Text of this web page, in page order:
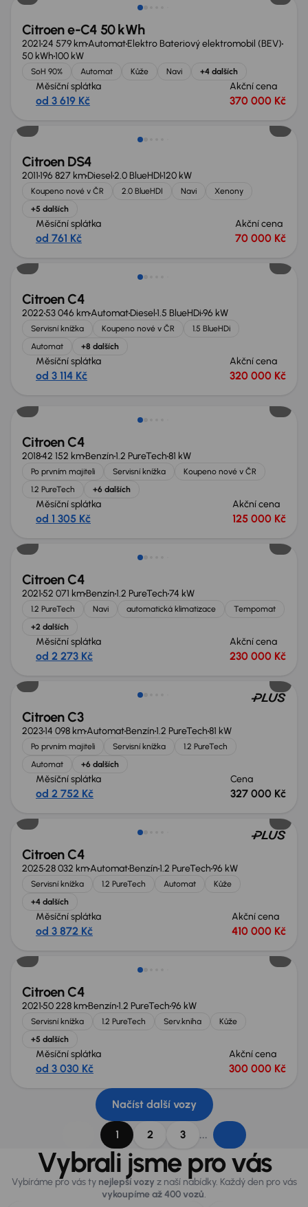
Citroen e-C4 50 kWh
202124 579 kmAutomatElektro Bateriový elektromobil (BEV)
50 kWh100 kW
SoH 90% Automat Kůže Navi +4 dalších
Měsíční splátka
od 3 619 Kč
Akční cena
370 000 Kč
Citroen DS4
2011196 827 kmDiesel2.0 BlueHDI120 kW
Koupeno nové v ČR 2.0 BlueHDI Navi
Xenony
+5 dalších
Měsíční splátka
od 761 Kč
Akční cena
70 000 Kč
Zlevněno o 60 000 Kč
Citroen C4
202253 046 kmAutomatDiesel1.5 BlueHDi96 kW
Servisní knížka Koupeno nové v ČR
1.5 BlueHDi
Automat
+8 dalších
Měsíční splátka
od 3 114 Kč
Akční cena
320 000 Kč
Citroen C4
201842 152 kmBenzín1.2 PureTech81 kW
Po prvním majiteli Servisní knížka
Koupeno nové v ČR
1.2 PureTech
+6 dalších
Měsíční splátka
od 1 305 Kč
Akční cena
125 000 Kč
Možnost odpočtu DPH
Citroen C4
202152 071 kmBenzín1.2 PureTech74 kW
1.2 PureTech Navi automatická klimatizace
Tempomat
+2 dalších
Měsíční splátka
od 2 273 Kč
Akční cena
230 000 Kč
Citroen C3
202314 098 kmAutomatBenzín1.2 PureTech81 kW
Po prvním majiteli Servisní knížka
1.2 PureTech
Automat
+6 dalších
Měsíční splátka
od 2 752 Kč
Cena
327 000 Kč
Možnost odpočtu DPH
Citroen C4
202528 032 kmAutomatBenzín1.2 PureTech96 kW
Servisní knížka 1.2 PureTech Automat
Kůže
+4 dalších
Měsíční splátka
od 3 872 Kč
Akční cena
410 000 Kč
Možnost odpočtu DPH
Citroen C4
202150 228 kmBenzín1.2 PureTech96 kW
Servisní knížka 1.2 PureTech Serv.kniha
Kůže
+5 dalších
Měsíční splátka
od 3 030 Kč
Akční cena
300 000 Kč
Načíst další vozy
1 2 3 ...
Vybrali jsme pro vás
Vybíráme pro vás ty nejlepší vozy z naší nabídky. Každý den pro vás
vykoupíme až 400 vozů.